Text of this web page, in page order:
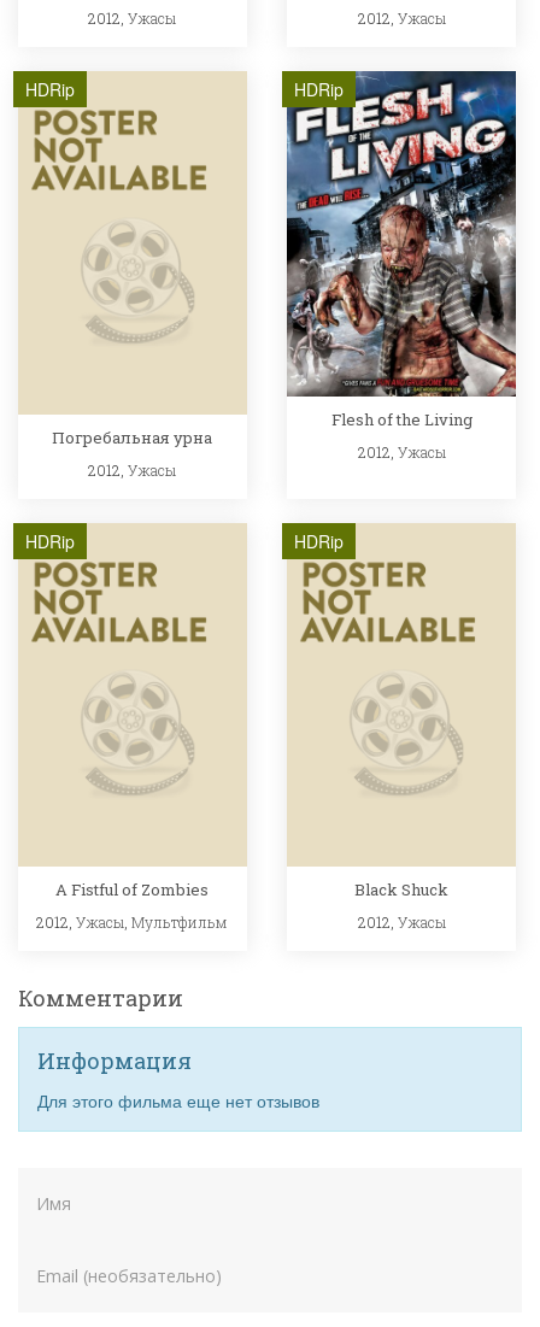
2012,Ужасы 2012, Ужасы
HDRip
Погребальная урна
2012,Ужасы
HDRip
Flesh of the Living
2012, Ужасы
HDRip
A Fistful of Zombies
2012,Ужасы ,Мультфильм
HDRip
Black Shuck
2012, Ужасы
Комментарии
Информация
Для этого фильма еще нет отзывов